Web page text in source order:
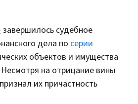
завершилось судебное
дела по серии
объектов и имущества
на отрицание вины
их причастность